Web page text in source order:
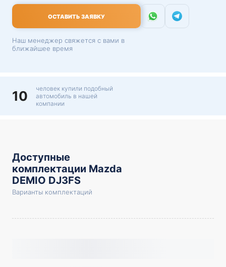
ОСТАВИТЬ ЗАЯВКУ
Наш менеджер свяжется с вами в
ближайшее время
10
человек купили подобный
автомобиль в нашей
компании
Доступные
комплектации Mazda
DEMIO DJ3FS
Варианты комплектаций